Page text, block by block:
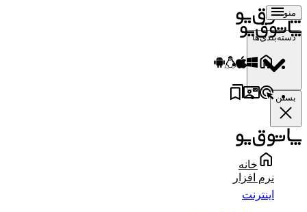
منو
دسته‌بندی‌ها
بستن
خانه
نرم افزار
اینترنت